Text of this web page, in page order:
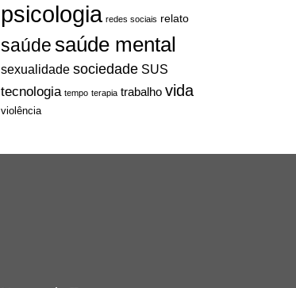
psicologia redes sociais relato
saúdesaúde mental
sexualidade sociedade SUS
tecnologia tempo terapia trabalho vida
violência